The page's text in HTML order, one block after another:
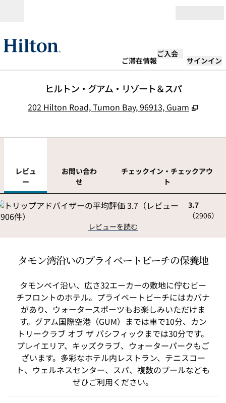
ご滞在情報
ご入会
サインイン
ヒルトン・グアム・リゾート＆スパ
202 Hilton Road, Tumon Bay, 96913, Guam ,
レビュ
ー
お問い合わ
せ
お問い合わせ チェックイン・チェックアウ
ト
3.7
（2906）
レビューを読む
タモン湾沿いのプライベートビーチの保養地
タモンベイ沿い、広さ32エーカーの敷地に佇むビー
チフロントのホテル。プライベートビーチにはカバナ
があり、ウォータースポーツもお楽しみいただけま
す。グアム国際空港（GUM）までは車で10分、カン
トリークラブ オブ ザ パシフィックまでは30分です。
プレイエリア、キッズクラブ、ウォーターパークもご
ざいます。多彩なホテル内レストラン、テニスコー
ト、ウェルネスセンター、スパ、複数のプールなども
ぜひご利用ください。